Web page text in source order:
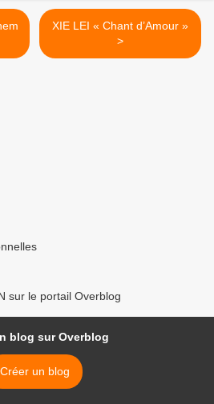
XIE LEI « Chant d’Amour »
>
sur le portail Overblog
blog sur Overblog
Créer un blog